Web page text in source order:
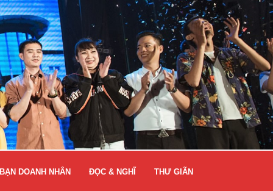
BẠN DOANH NHÂN ĐỌC & NGHĨ THƯ GIÃN